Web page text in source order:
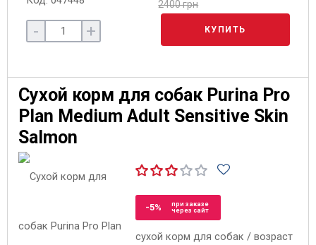
2400 грн
- + КУПИТЬ
Сухой корм для собак Purina Pro
Plan Medium Adult Sensitive Skin
Salmon
-5%
при заказе
через сайт
сухой корм для собак / возраст